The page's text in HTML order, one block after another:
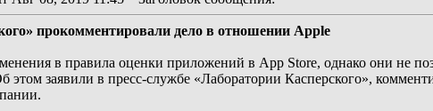
прокомментировали дело в отношении Apple
в правила оценки приложений в App Store, однако они не
этом заявили в пресс-службе «Лаборатории Касперского»,